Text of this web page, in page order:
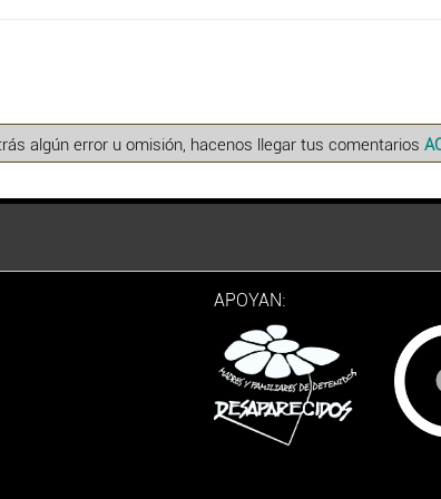
algún error u omisión, hacenos llegar tus comentarios
APOYAN: